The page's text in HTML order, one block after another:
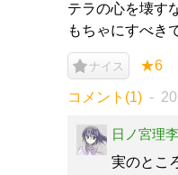
テラの心を壊す
もちゃにすべき
ナイス ★6
コメント(1)
日ノ宮理
実のとこ